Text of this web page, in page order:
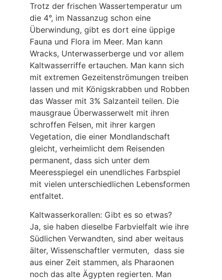
Trotz der frischen Wassertemperatur um
die 4°, im Nassanzug schon eine
Überwindung, gibt es dort eine üppige
Fauna und Flora im Meer. Man kann
Wracks, Unterwasserberge und vor allem
Kaltwasserriffe ertauchen. Man kann sich
mit extremen Gezeitenströmungen treiben
lassen und mit Königskrabben und Robben
das Wasser mit 3% Salzanteil teilen. Die
mausgraue Überwasserwelt mit ihren
schroffen Felsen, mit ihrer kargen
Vegetation, die einer Mondlandschaft
gleicht, verheimlicht dem Reisenden
permanent, dass sich unter dem
Meeresspiegel ein unendliches Farbspiel
mit vielen unterschiedlichen Lebensformen
entfaltet.
Kaltwasserkorallen: Gibt es so etwas?
Ja, sie haben dieselbe Farbvielfalt wie ihre
Südlichen Verwandten, sind aber weitaus
älter, Wissenschaftler vermuten, dass sie
aus einer Zeit stammen, als Pharaonen
noch das alte Ägypten regierten. Man